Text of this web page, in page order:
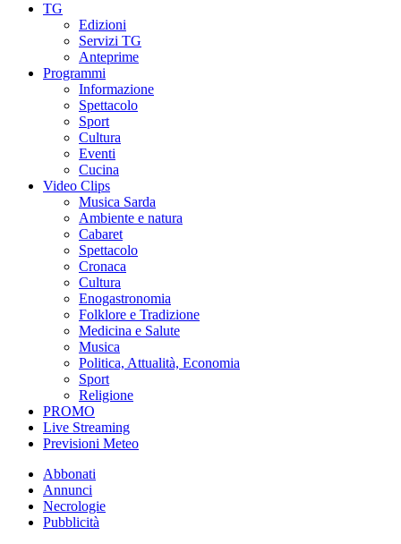
TG
Edizioni
Servizi TG
Anteprime
Programmi
Informazione
Spettacolo
Sport
Cultura
Eventi
Cucina
Video Clips
Musica Sarda
Ambiente e natura
Cabaret
Spettacolo
Cronaca
Cultura
Enogastronomia
Folklore e Tradizione
Medicina e Salute
Musica
Politica, Attualità, Economia
Sport
Religione
PROMO
Live Streaming
Previsioni Meteo
Abbonati
Annunci
Necrologie
Pubblicità